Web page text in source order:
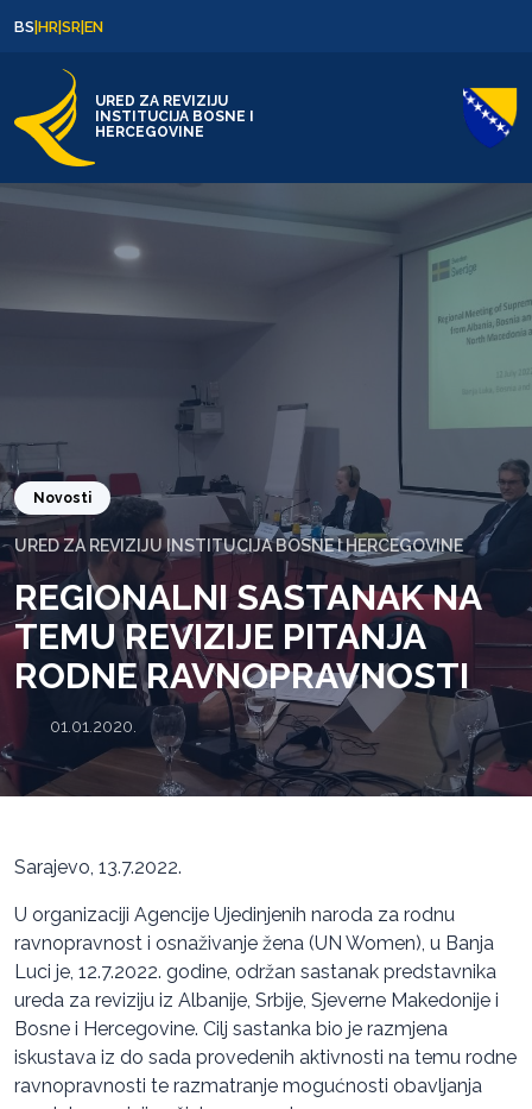
BS|HR|SR|EN
URED ZA REVIZIJU
INSTITUCIJA BOSNE I
HERCEGOVINE
Novosti
URED ZA REVIZIJU INSTITUCIJA BOSNE I HERCEGOVINE
REGIONALNI SASTANAK NA
TEMU REVIZIJE PITANJA
RODNE RAVNOPRAVNOSTI
01.01.2020.
Sarajevo, 13.7.2022.
U organizaciji Agencije Ujedinjenih naroda za rodnu
ravnopravnost i osnaživanje žena (UN Women), u Banja
Luci je, 12.7.2022. godine, održan sastanak predstavnika
ureda za reviziju iz Albanije, Srbije, Sjeverne Makedonije i
Bosne i Hercegovine. Cilj sastanka bio je razmjena
iskustava iz do sada provedenih aktivnosti na temu rodne
ravnopravnosti te razmatranje mogućnosti obavljanja